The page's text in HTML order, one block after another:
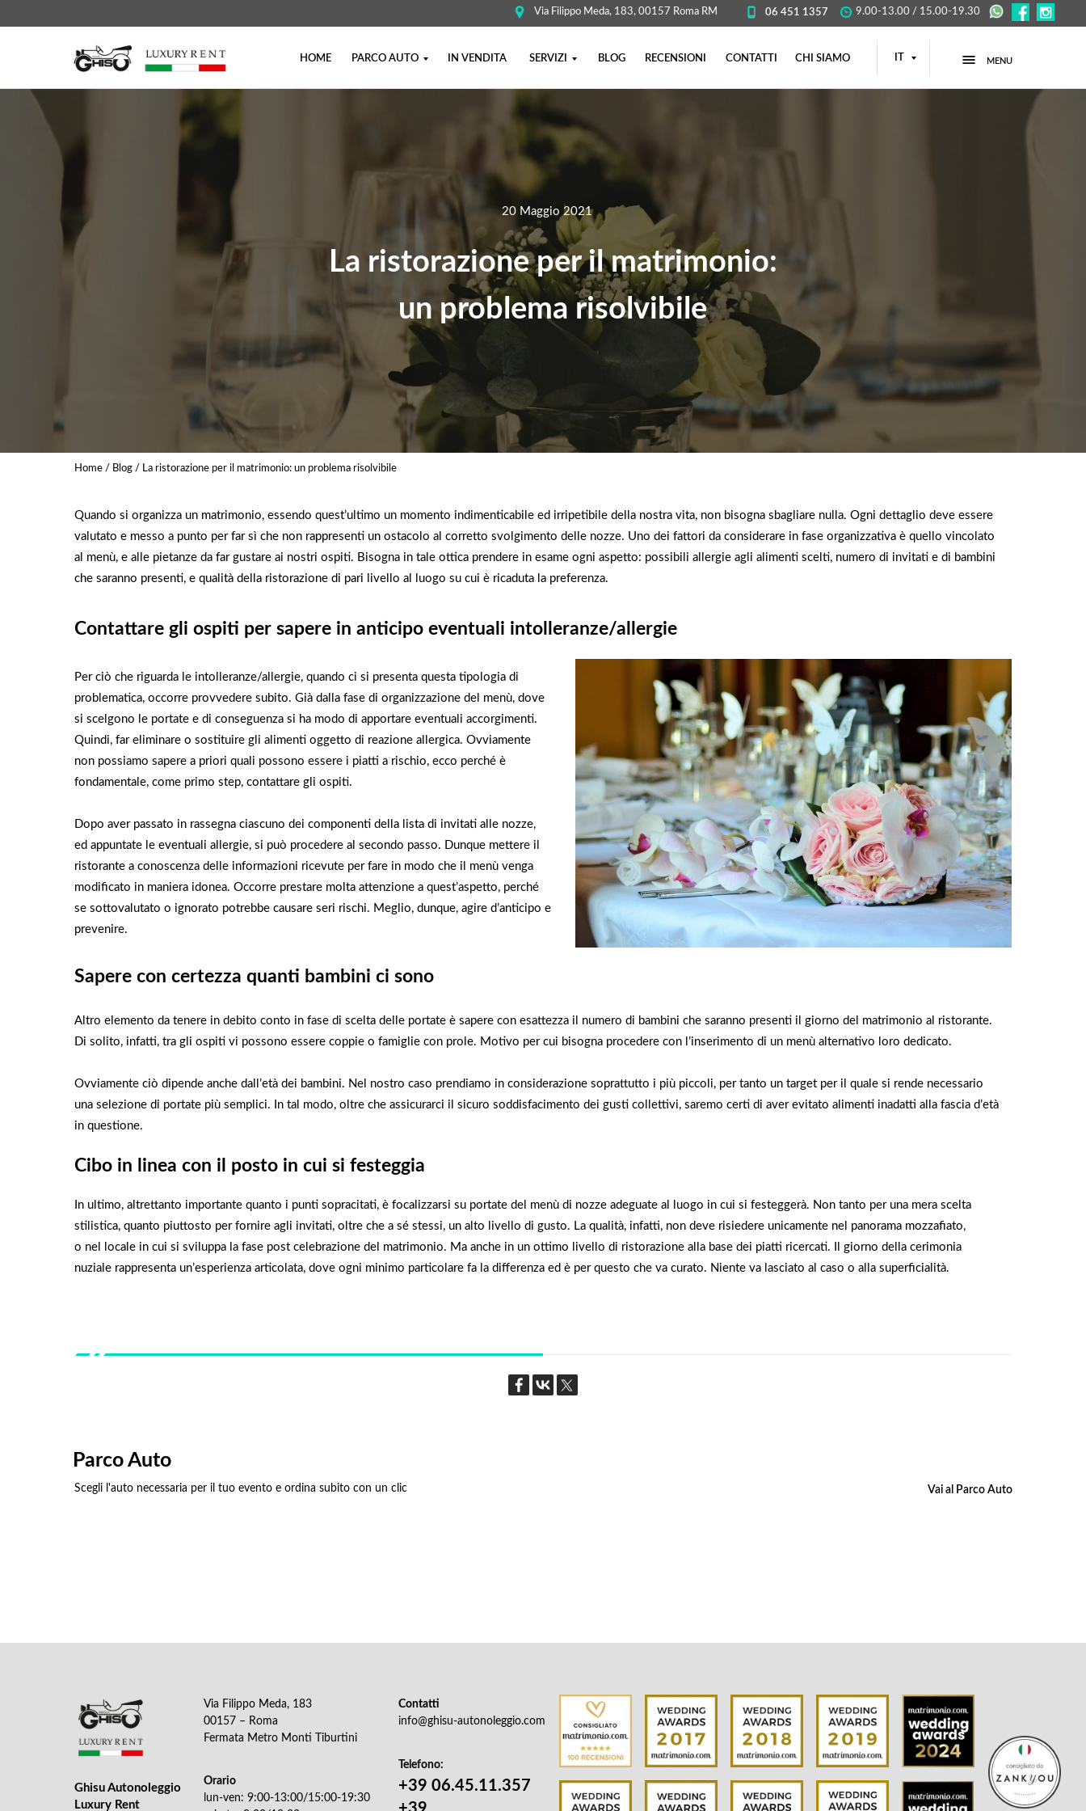
MENU
НОМЕ PARCO AUTO IN VENDITA SERVIZI BLOG RECENSIONI CONTATTI IT
CHI SIAMO
06 451 1357
Via Filippo Meda, 183, 00157 Roma RM 9.00-13.00 / 15.00-19.30
La ristorazione per il matrimonio:
un problema risolvibile
20 Maggio 2021
Home / Blog / La ristorazione per il matrimonio: un problema risolvibile
Quando si organizza un matrimonio, essendo quest’ultimo un momento indimenticabile ed irripetibile della nostra vita, non bisogna sbagliare nulla. Ogni dettaglio deve essere
valutato e messo a punto per far sì che non rappresenti un ostacolo al corretto svolgimento delle nozze. Uno dei fattori da considerare in fase organizzativa è quello vincolato
al menù, e alle pietanze da far gustare ai nostri ospiti. Bisogna in tale ottica prendere in esame ogni aspetto: possibili allergie agli alimenti scelti, numero di invitati e di bambini
che saranno presenti, e qualità della ristorazione di pari livello al luogo su cui è ricaduta la preferenza.
Contattare gli ospiti per sapere in anticipo eventuali intolleranze/allergie
Per ciò che riguarda le intolleranze/allergie, quando ci si presenta questa tipologia di
problematica, occorre provvedere subito. Già dalla fase di organizzazione del menù, dove
si scelgono le portate e di conseguenza si ha modo di apportare eventuali accorgimenti.
Quindi, far eliminare o sostituire gli alimenti oggetto di reazione allergica. Ovviamente
non possiamo sapere a priori quali possono essere i piatti a rischio, ecco perché è
fondamentale, come primo step, contattare gli ospiti.
Dopo aver passato in rassegna ciascuno dei componenti della lista di invitati alle nozze,
ed appuntate le eventuali allergie, si può procedere al secondo passo. Dunque mettere il
ristorante a conoscenza delle informazioni ricevute per fare in modo che il menù venga
modificato in maniera idonea. Occorre prestare molta attenzione a quest’aspetto, perché
se sottovalutato o ignorato potrebbe causare seri rischi. Meglio, dunque, agire d’anticipo e
prevenire.
Sapere con certezza quanti bambini ci sono
Altro elemento da tenere in debito conto in fase di scelta delle portate è sapere con esattezza il numero di bambini che saranno presenti il giorno del matrimonio al ristorante.
Di solito, infatti, tra gli ospiti vi possono essere coppie o famiglie con prole. Motivo per cui bisogna procedere con l’inserimento di un menù alternativo loro dedicato.
Ovviamente ciò dipende anche dall’età dei bambini. Nel nostro caso prendiamo in considerazione soprattutto i più piccoli, per tanto un target per il quale si rende necessario
una selezione di portate più semplici. In tal modo, oltre che assicurarci il sicuro soddisfacimento dei gusti collettivi, saremo certi di aver evitato alimenti inadatti alla fascia d’età
in questione.
Cibo in linea con il posto in cui si festeggia
In ultimo, altrettanto importante quanto i punti sopracitati, è focalizzarsi su portate del menù di nozze adeguate al luogo in cui si festeggerà. Non tanto per una mera scelta
stilistica, quanto piuttosto per fornire agli invitati, oltre che a sé stessi, un alto livello di gusto. La qualità, infatti, non deve risiedere unicamente nel panorama mozzafiato,
o nel locale in cui si sviluppa la fase post celebrazione del matrimonio. Ma anche in un ottimo livello di ristorazione alla base dei piatti ricercati. Il giorno della cerimonia
nuziale rappresenta un’esperienza articolata, dove ogni minimo particolare fa la differenza ed è per questo che va curato. Niente va lasciato al caso o alla superficialità.
Parco Auto
Scegli l'auto necessaria per il tuo evento e ordina subito con un clic Vai al Parco Auto
Via Filippo Meda, 183
00157 – Roma
Fermata Metro Monti Tiburtini
Orario
lun-ven: 9:00-13:00/15:00-19:30
Contatti
info@ghisu-autonoleggio.com
Telefono:
Ghisu Autonoleggio
Luxury Rent
+39 06.45.11.357